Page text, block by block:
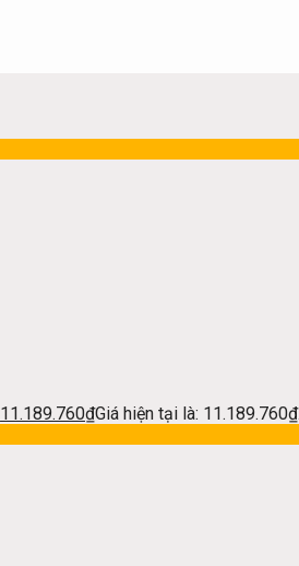
11.189.760₫Giá hiện tại là: 11.189.760₫.